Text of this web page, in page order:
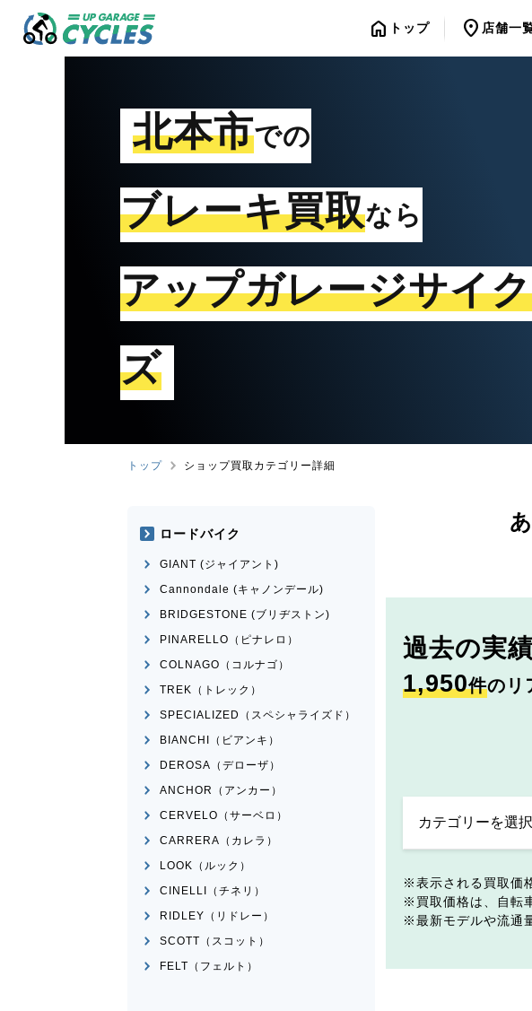
home トップ location_on 店舗一
北本市での
ブレーキ買取なら
アップガレージサイ
ズ
トップ ショップ買取カテゴリー詳細
過去の実
1,950件のリ
表示される買取価
買取価格は、自転
最新モデルや流通
ロードバイク
GIANT (ジャイアント)
Cannondale (キャノンデール)
BRIDGESTONE (ブリヂストン)
PINARELLO（ピナレロ）
COLNAGO（コルナゴ）
TREK（トレック）
SPECIALIZED（スペシャライズド）
BIANCHI（ビアンキ）
DEROSA（デローザ）
ANCHOR（アンカー）
CERVELO（サーベロ）
CARRERA（カレラ）
LOOK（ルック）
CINELLI（チネリ）
RIDLEY（リドレー）
SCOTT（スコット）
FELT（フェルト）